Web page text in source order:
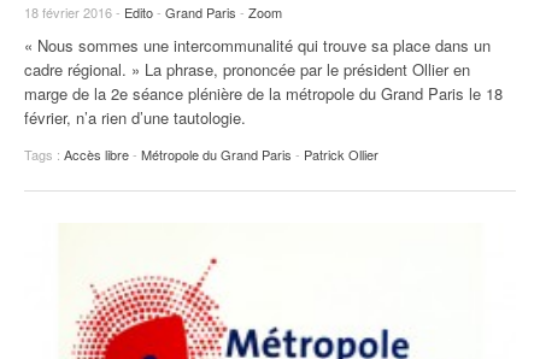
18 février 2016 - Edito- Grand Paris - Zoom
« Nous sommes une intercommunalité qui trouve sa place dans un
cadre régional. » La phrase, prononcée par le président Ollier en
marge de la 2e séance plénière de la métropole du Grand Paris le 18
février, n’a rien d’une tautologie.
Tags : Accès libre- Métropole du Grand Paris - Patrick Ollier